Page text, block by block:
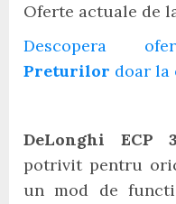
Oferte actuale de
Descopera
Preturilor doar la
DeLonghi ECP
potrivit pentru
un mod de